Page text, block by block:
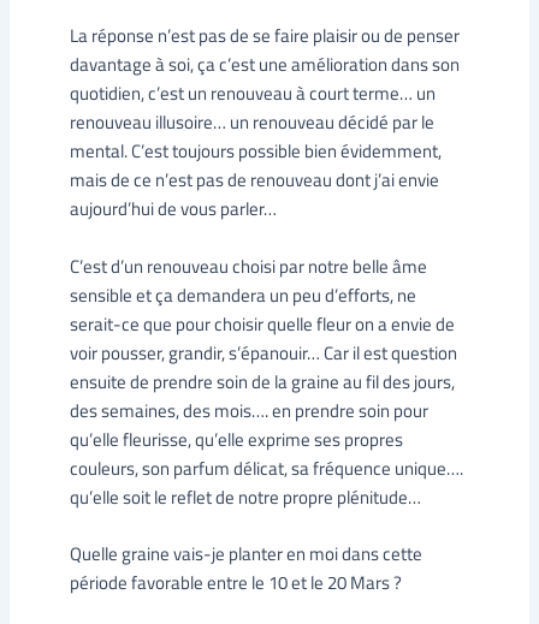
La réponse n’est pas de se faire plaisir ou de penser
davantage à soi, ça c’est une amélioration dans son
quotidien, c’est un renouveau à court terme… un
renouveau illusoire… un renouveau décidé par le
mental. C’est toujours possible bien évidemment,
mais de ce n’est pas de renouveau dont j’ai envie
aujourd’hui de vous parler…
C’est d’un renouveau choisi par notre belle âme
sensible et ça demandera un peu d’efforts, ne
serait-ce que pour choisir quelle fleur on a envie de
voir pousser, grandir, s’épanouir… Car il est question
ensuite de prendre soin de la graine au fil des jours,
des semaines, des mois…. en prendre soin pour
qu’elle fleurisse, qu’elle exprime ses propres
couleurs, son parfum délicat, sa fréquence unique….
qu’elle soit le reflet de notre propre plénitude…
Quelle graine vais-je planter en moi dans cette
période favorable entre le 10 et le 20 Mars ?